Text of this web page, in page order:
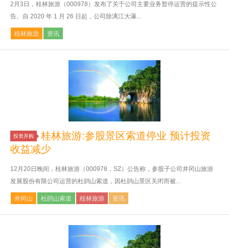
2月3日，桂林旅游（000978）发布了关于公司主要业务暂停运营的提示性公
告。自 2020 年 1 月 26 日起，公司除漓江大瀑...
桂林旅游 资讯
投资并购
桂林旅游:参股景区索道停业 预计投资
收益减少
12月20日晚间，桂林旅游（000978，SZ）公告称，参股子公司井冈山旅游
发展股份有限公司运营的杜鹃山索道，因杜鹃山景区关闭而被...
井冈山 杜鹃山索道 桂林旅游 资讯